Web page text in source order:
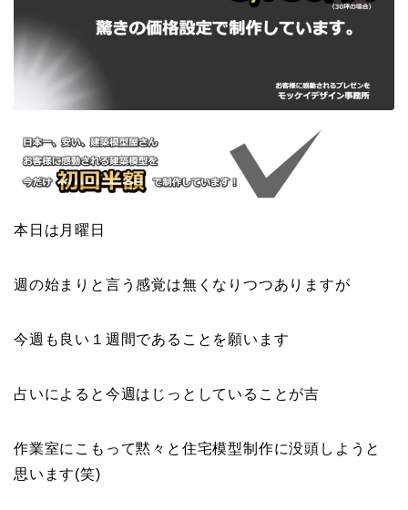
本日は月曜日
週の始まりと言う感覚は無くなりつつありますが
今週も良い１週間であることを願います
占いによると今週はじっとしていることが吉
作業室にこもって黙々と住宅模型制作に没頭しようと
思います(笑)